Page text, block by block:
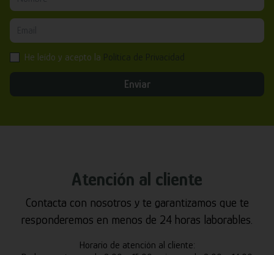
He leído y acepto la
Enviar
Atención al cliente
Contacta con nosotros y te garantizamos que te
responderemos en menos de 24 horas laborables.
Horario de atención al cliente: